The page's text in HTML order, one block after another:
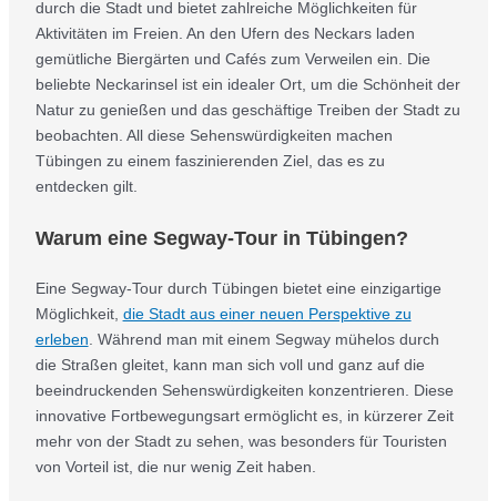
durch die Stadt und bietet zahlreiche Möglichkeiten für
Aktivitäten im Freien. An den Ufern des Neckars laden
gemütliche Biergärten und Cafés zum Verweilen ein. Die
beliebte Neckarinsel ist ein idealer Ort, um die Schönheit der
Natur zu genießen und das geschäftige Treiben der Stadt zu
beobachten. All diese Sehenswürdigkeiten machen
Tübingen zu einem faszinierenden Ziel, das es zu
entdecken gilt.
Warum eine Segway-Tour in Tübingen?
Eine Segway-Tour durch Tübingen bietet eine einzigartige
Möglichkeit, die Stadt aus einer neuen Perspektive zu
erleben . Während man mit einem Segway mühelos durch
die Straßen gleitet, kann man sich voll und ganz auf die
beeindruckenden Sehenswürdigkeiten konzentrieren. Diese
innovative Fortbewegungsart ermöglicht es, in kürzerer Zeit
mehr von der Stadt zu sehen, was besonders für Touristen
von Vorteil ist, die nur wenig Zeit haben.